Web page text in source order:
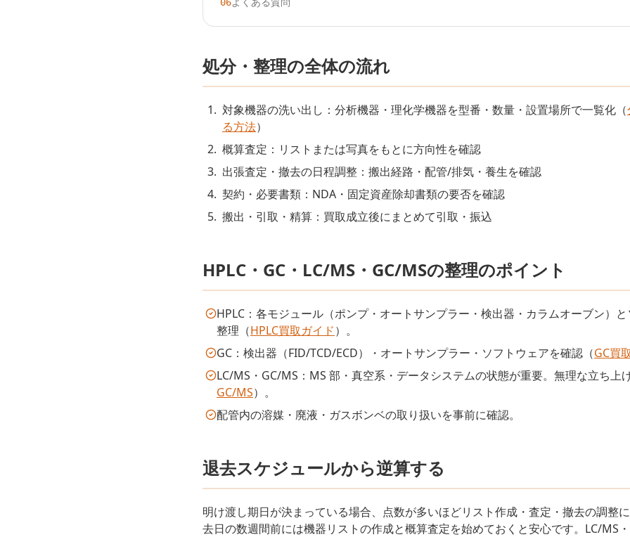
処分・整理の全体の流れ
対象機器の洗い出し：分析機器・理化学機器を型番・数量・設置場所で一覧化（
る方法）
概算査定：リストまたは写真をもとに方向性を確認
出張査定・撤去の日程調整：搬出経路・配管/排気・養生を確認
契約・必要書類：NDA・固定資産除却書類の要否を確認
搬出・引取・精算：買取成立後にまとめて引取・振込
HPLC・GC・LC/MS・GC/MSの整理のポイント
HPLC：各モジュール（ポンプ・オートサンプラー・検出器・カラムオーブン）
整理（HPLC買取ガイド）。
GC：検出器（FID/TCD/ECD）・オートサンプラー・ソフトウェアを確認（GC買
LC/MS・GC/MS：MS 部・真空系・データシステムの状態が重要。無理な立ち上
GC/MS）。
配管内の溶媒・廃液・ガスボンベの取り扱いを事前に確認。
退去スケジュールから逆算する
明け渡し期日が決まっている場合、点数が多いほどリスト作成・査定・撤去の調整
去日の数週間前には機器リストの作成と概算査定を始めておくと安心です。LC/MS